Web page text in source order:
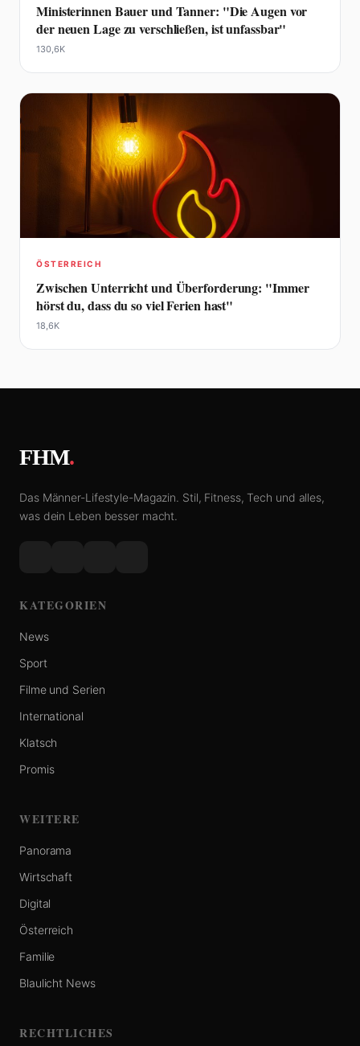
Ministerinnen Bauer und Tanner: "Die Augen vor
der neuen Lage zu verschließen, ist unfassbar"
130,6K
ÖSTERREICH
Zwischen Unterricht und Überforderung: "Immer
hörst du, dass du so viel Ferien hast"
18,6K
FHM.
Das Männer-Lifestyle-Magazin. Stil, Fitness, Tech und alles,
was dein Leben besser macht.
KATEGORIEN
News
Sport
Filme und Serien
International
Klatsch
Promis
WEITERE
Panorama
Wirtschaft
Digital
Österreich
Familie
Blaulicht News
RECHTLICHES